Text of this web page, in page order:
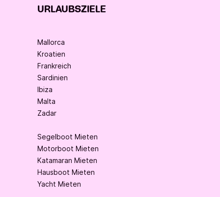
URLAUBSZIELE
Mallorca
Kroatien
Frankreich
Sardinien
Ibiza
Malta
Zadar
Segelboot Mieten
Motorboot Mieten
Katamaran Mieten
Hausboot Mieten
Yacht Mieten